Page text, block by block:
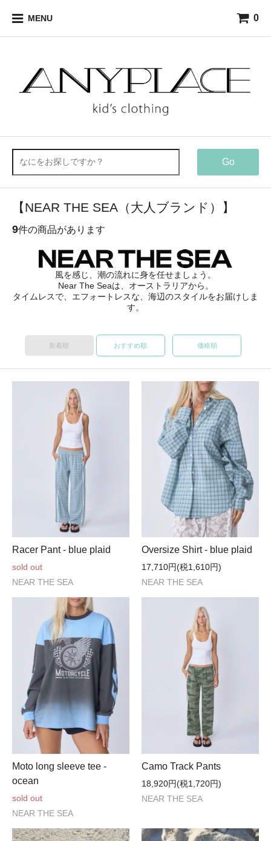
MENU 0
Go
【NEAR THE SEA（大人ブランド）】
9件の商品があります
風を感じ、潮の流れに身を任せましょう。
Near The Seaは、オーストラリアから。
タイムレスで、エフォートレスな、海辺のスタイルをお届けしま
す。
新着順 おすすめ順 価格順
Racer Pant - blue plaid
sold out
NEAR THE SEA
Oversize Shirt - blue plaid
17,710円(税1,610円)
NEAR THE SEA
Moto long sleeve tee -
ocean
sold out
NEAR THE SEA
Camo Track Pants
18,920円(税1,720円)
NEAR THE SEA